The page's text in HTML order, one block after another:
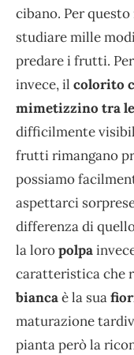
cibano. Per
studiare mille
predare i frutti.
invece, il colorito
mimetizzino tra
difficilmente
frutti rimangano
possiamo
aspettarci
differenza di
la loropolpa
caratteristica che
biancaè la sua
maturazione
pianta però la